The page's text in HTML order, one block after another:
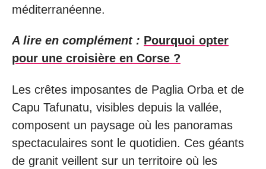
méditerranéenne.
A lire en complément : Pourquoi opter
pour une croisière en Corse ?
Les crêtes imposantes de Paglia Orba et de
Capu Tafunatu, visibles depuis la vallée,
composent un paysage où les panoramas
spectaculaires sont le quotidien. Ces géants
de granit veillent sur un territoire où les